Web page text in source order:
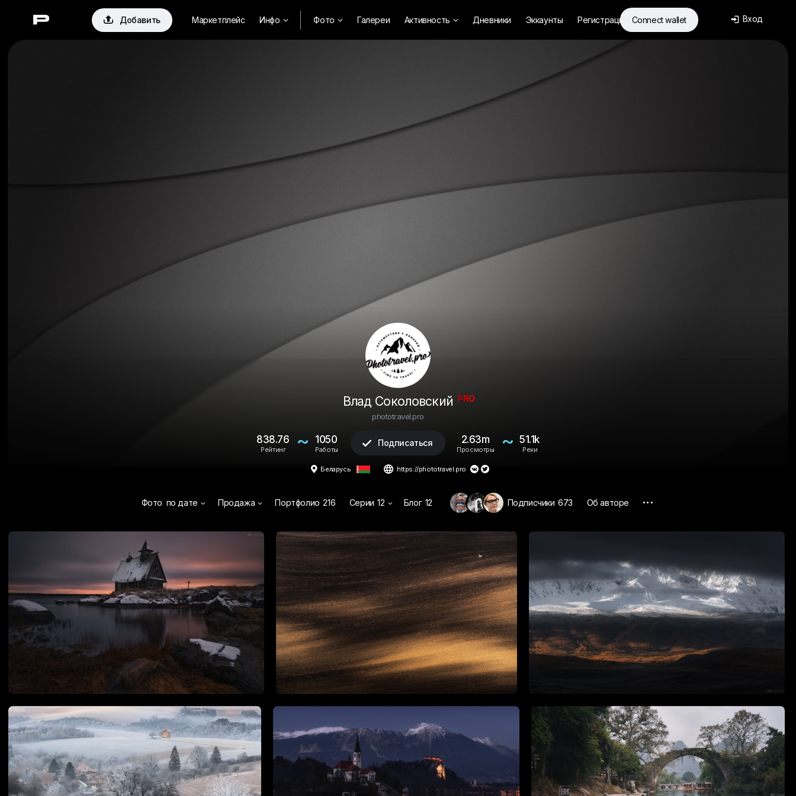
 Добавить Маркетплейс Инфо  Фото  Галереи Активность  Дневники Эккаунты Регистрация Connect wallet  Вход
Влад Соколовский PRO
phototravel.pro
838.76
Рейтинг ~ 1050
Работы
 Подписаться 2.63m
Просмотры ~ 51.1k
Реки
 Беларусь  https://phototravel.pro  
Фото по дате  Продажа  Портфолио 216 Серии 12  Блог 12 Подписчики 673 Об авторе ...